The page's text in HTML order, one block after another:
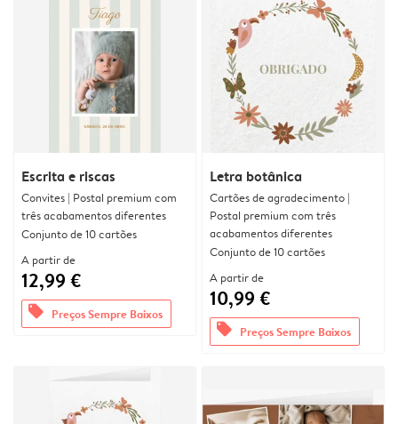
Escrita e riscas
Convites | Postal premium com
três acabamentos diferentes
Conjunto de 10 cartões
A partir de
12,99 €
offers Preços Sempre Baixos
Letra botânica
Cartões de agradecimento |
Postal premium com três
acabamentos diferentes
Conjunto de 10 cartões
A partir de
10,99 €
offers Preços Sempre Baixos